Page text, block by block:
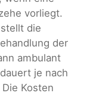
vorliegt.
die
der
ambulant
je nach
Kosten